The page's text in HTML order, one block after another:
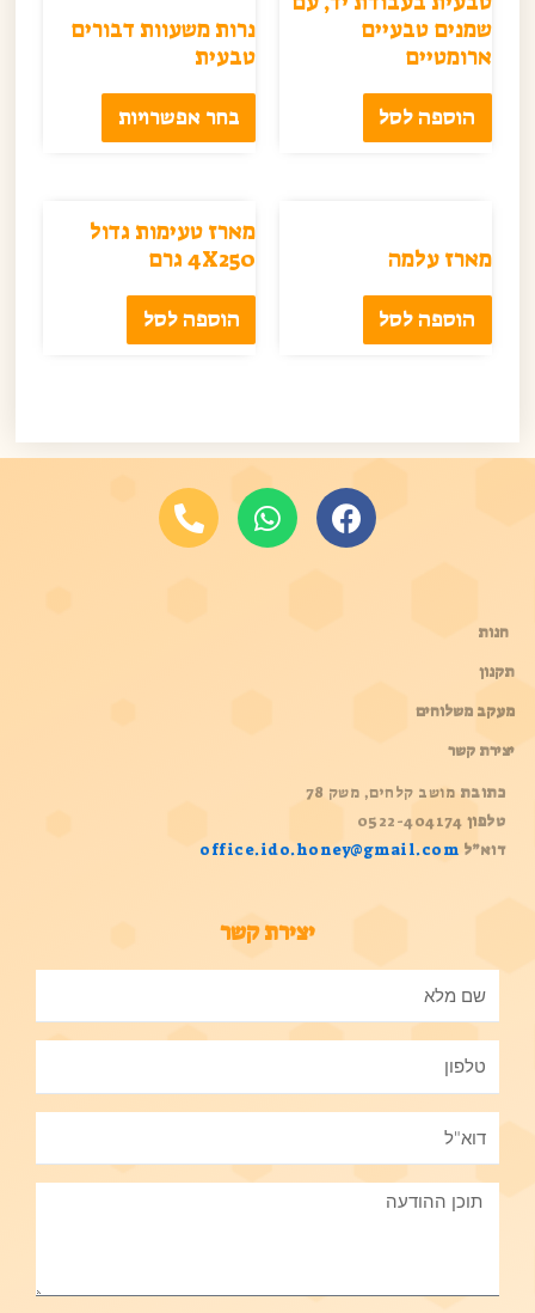
שמנים טבעיים
ארומטיים
הוספה לסל
נרות משעוות דבורים
טבעית
בחר אפשרויות
מארז עלמה
הוספה לסל
מארז טעימות גדול
4X250 גרם
הוספה לסל
חנות
תקנון
מעקב משלוחים
יצירת קשר
כתובת מושב קלחים, משק 78
טלפון 0522-404174
דוא”ל office.ido.honey@gmail.com
יצירת קשר